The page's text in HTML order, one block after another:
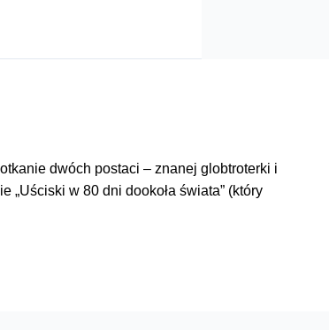
dwóch postaci – znanej globtroterki i
„Uściski w 80 dni dookoła świata” (który